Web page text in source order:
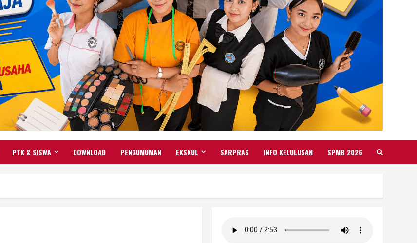
PTK & SISWA DOWNLOAD PENGUMUMAN EKSKUL SARPRAS INFO KELULUSAN SPMB 2026